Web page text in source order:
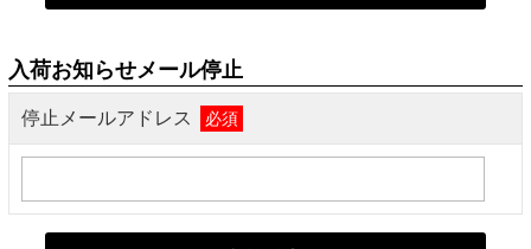
入荷お知らせメール停止
停止メールアドレス
必須